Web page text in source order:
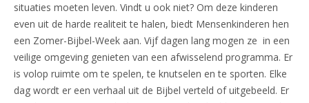
situaties moeten leven. Vindt u ook niet? Om deze kinderen
even uit de harde realiteit te halen, biedt Mensenkinderen hen
een Zomer-Bijbel-Week aan. Vijf dagen lang mogen ze in een
veilige omgeving genieten van een afwisselend programma. Er
is volop ruimte om te spelen, te knutselen en te sporten. Elke
dag wordt er een verhaal uit de Bijbel verteld of uitgebeeld. Er